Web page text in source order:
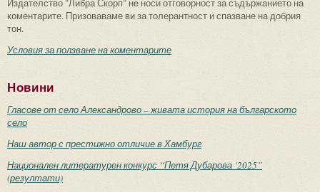
Издателство "Либра Скорп" не носи отговорност за съдържанието на
коментарите. Призоваваме ви за толерантност и спазване на добрия
тон.
Условия за ползване на коментарите
Новини
Гласове от село Александрово – живата история на българското
село
Наш автор с престижно отличие в Хамбург
Национален литературен конкурс “Петя Дубарова ‘2025”
(резултати)